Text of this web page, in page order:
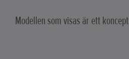
Modellen som visas är ett